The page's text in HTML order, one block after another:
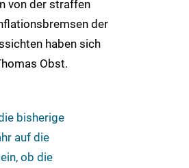
von der straffen
der
haben sich
Obst.
bisherige
auf die
ob die